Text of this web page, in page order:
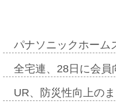
パナソニックホー
全宅連、28日に会
UR、防災性向上の